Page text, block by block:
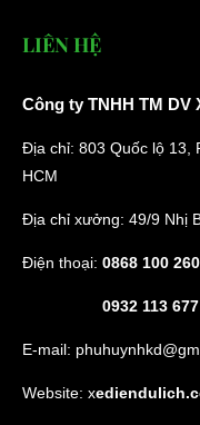
LIÊN HỆ
Công ty TNHH TM
Địa chỉ: 803 Quốc lộ 13,
HCM
Địa chỉ xưởng: 49/9 Nhị
Điện thoại: 0868 100 260
0932 113 677
E-mail:
Website: x